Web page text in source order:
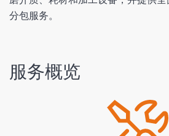
分包服务。
服务概览